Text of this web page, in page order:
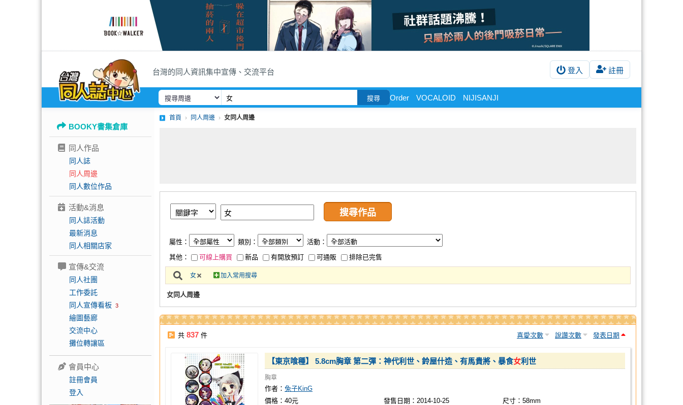
台灣的同人資訊集中宣傳、交流平台 登入 註冊
搜尋 Order VOCALOID NIJISANJI
BOOKY書集倉庫
同人作品
同人誌
同人周邊
同人數位作品
活動&消息
同人誌活動
最新消息
同人相關店家
宣傳&交流
同人社團
工作委託
同人宣傳看板 3
繪圖藝廊
交流中心
攤位轉讓區
會員中心
註冊會員
登入
首頁 同人周邊 女同人周邊
屬性： 類別：
活動：
其他：
可線上購買 新品 有開放預訂 可通販 排除已完售
女 加入常用搜尋
女同人周邊
共 837 件 喜愛次數 說讚次數 發表日期
【東京喰種】 5.8cm胸章 第二彈：神代利世、鈴屋什造、有馬貴將、暴食女利世
胸章
作者： 兔子KinG
價格：40元
發售日期：2014-10-25
尺寸：58mm